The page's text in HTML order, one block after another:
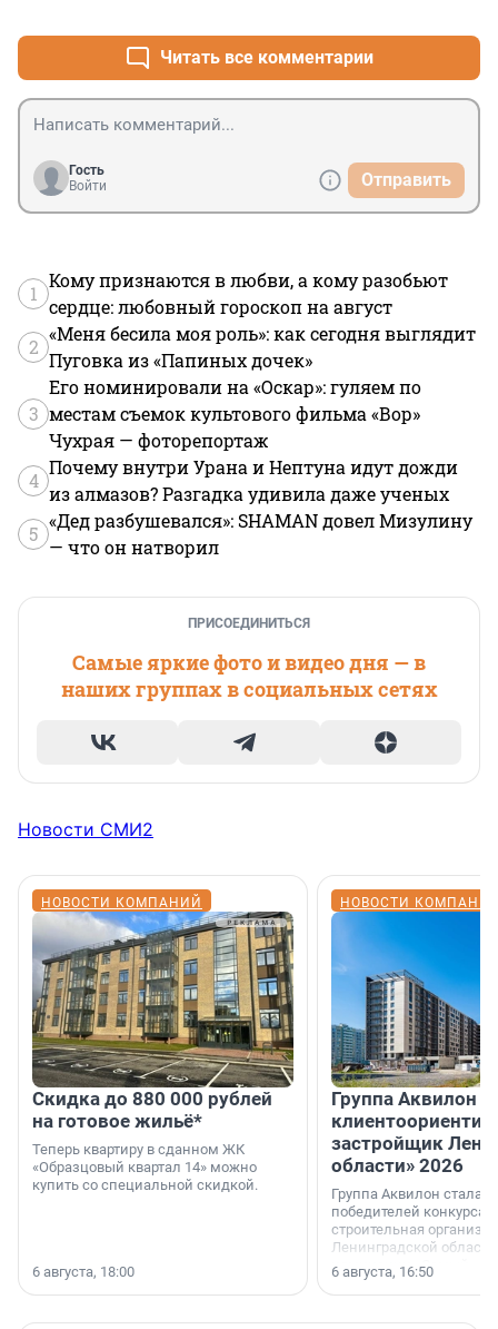
Читать все комментарии
Гость
Войти
Отправить
1
Кому признаются в любви, а кому разобьют
сердце: любовный гороскоп на август
2
«Меня бесила моя роль»: как сегодня выглядит
Пуговка из «Папиных дочек»
3
Его номинировали на «Оскар»: гуляем по
местам съемок культового фильма «Вор»
Чухрая — фоторепортаж
4
Почему внутри Урана и Нептуна идут дожди
из алмазов? Разгадка удивила даже ученых
5
«Дед разбушевался»: SHAMAN довел Мизулину
— что он натворил
ПРИСОЕДИНИТЬСЯ
Самые яркие фото и видео дня — в
наших группах в социальных сетях
Новости СМИ2
НОВОСТИ КОМПАНИЙ
Скидка до 880 000 рублей
на готовое жильё*
Теперь квартиру в сданном ЖК
«Образцовый квартал 14» можно
купить со специальной скидкой.
6 августа, 18:00
НОВОСТИ
Группа Аквилон
застройщик
области» 2026
Группа Аквилон стала
победителей конкурса
строительная
Ленинградской области
номинации «Самый
застройщик
области».
6 августа, 16:50